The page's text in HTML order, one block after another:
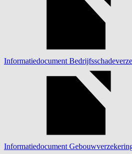
Informatiedocument
Informatiedocument